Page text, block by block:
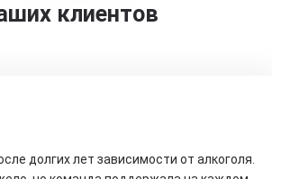
клиентов
долгих лет зависимости от алкоголя.